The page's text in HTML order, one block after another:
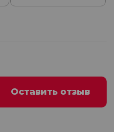
Оставить отзыв